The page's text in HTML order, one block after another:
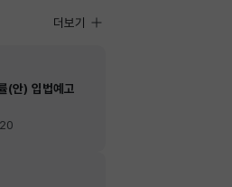
(안) 입법예고
입법·행정예고
더보기